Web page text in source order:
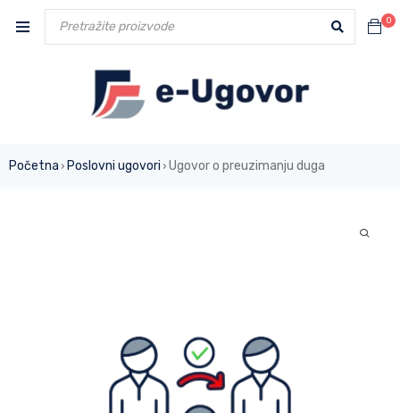
0
Početna › Poslovni ugovori › Ugovor o preuzimanju duga